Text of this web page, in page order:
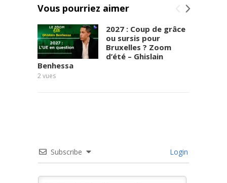
Vous pourriez aimer
2027 : Coup de grâce
ou sursis pour
Bruxelles ? Zoom
d’été – Ghislain
Benhessa
2vues
Subscribe Login